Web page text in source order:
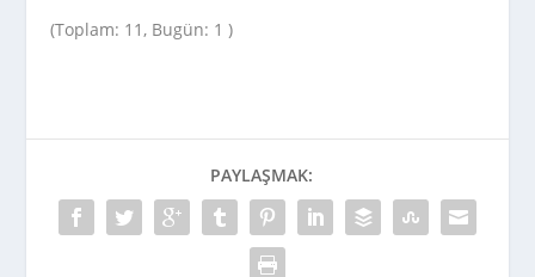
(Toplam: 11, Bugün: 1 )
PAYLAŞMAK: